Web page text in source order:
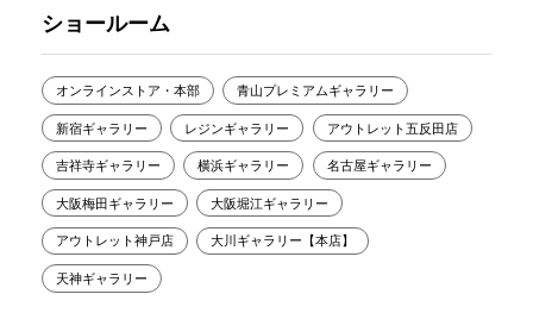
ショールーム
オンラインストア・本部 青山プレミアムギャラリー
新宿ギャラリー レジンギャラリー アウトレット五反田店
吉祥寺ギャラリー 横浜ギャラリー 名古屋ギャラリー
大阪梅田ギャラリー 大阪堀江ギャラリー
アウトレット神戸店 大川ギャラリー【本店】
天神ギャラリー